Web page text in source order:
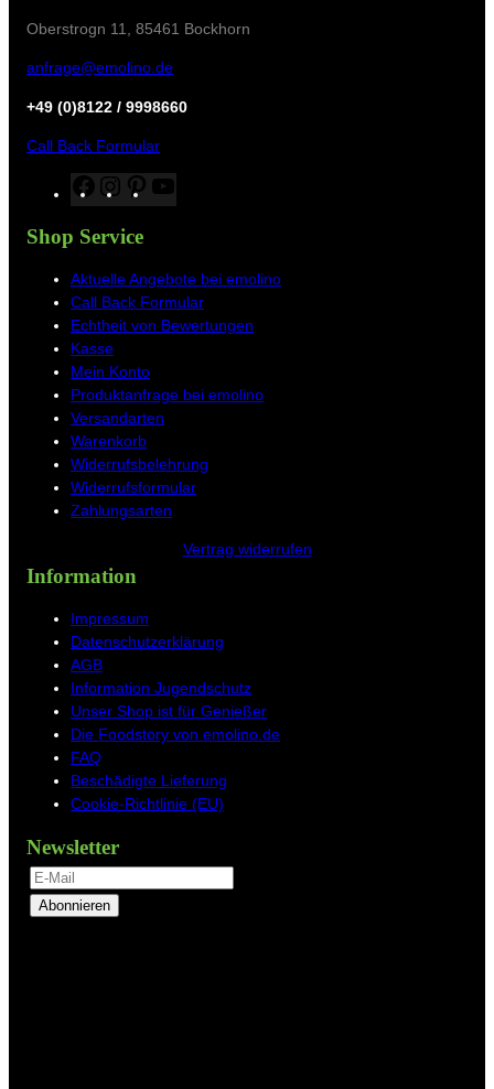
Oberstrogn 11, 85461 Bockhorn
anfrage@emolino.de
+49 (0)8122 / 9998660
Call Back Formular
F
a
b
o
o
k
n
s
a
g
r
m
P
i
e
r
e
o
u
b
e
Shop Service
Aktuelle Angebote bei emolino
Call Back Formular
Echtheit von Bewertungen
Kasse
Mein Konto
Produktanfrage bei emolino
Versandarten
Warenkorb
Widerrufsbelehrung
Widerrufsformular
Zahlungsarten
Vertrag widerrufen
Information
Impressum
Datenschutzerklärung
AGB
Information Jugendschutz
Unser Shop ist für Genießer
Die Foodstory von emolino.de
FAQ
Beschädigte Lieferung
Cookie-Richtlinie (EU)
Newsletter
Abonnieren